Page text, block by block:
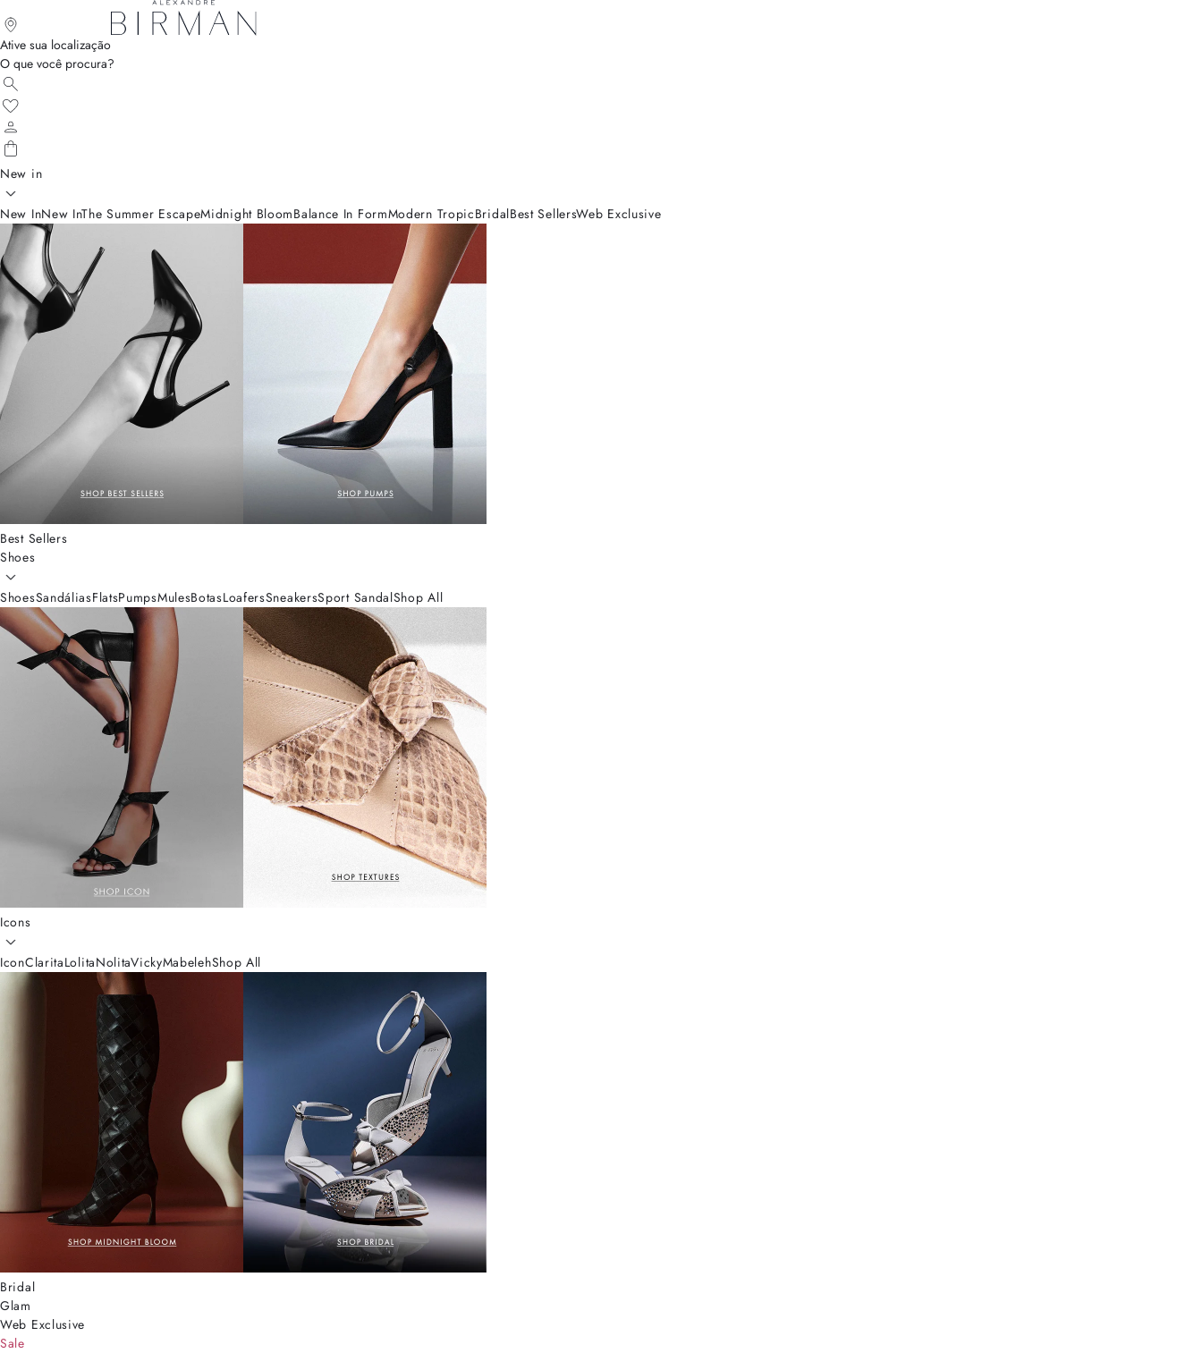
Ative sua localização
O que você procura?
New in
New InNew InThe Summer EscapeMidnight BloomBalance In FormModern TropicBridalBest SellersWeb Exclusive
Best Sellers
Shoes
ShoesSandáliasFlatsPumpsMulesBotasLoafersSneakersSport SandalShop All
Icons
IconClaritaLolitaNolitaVickyMabelehShop All
Bridal
Glam
Web Exclusive
Sale